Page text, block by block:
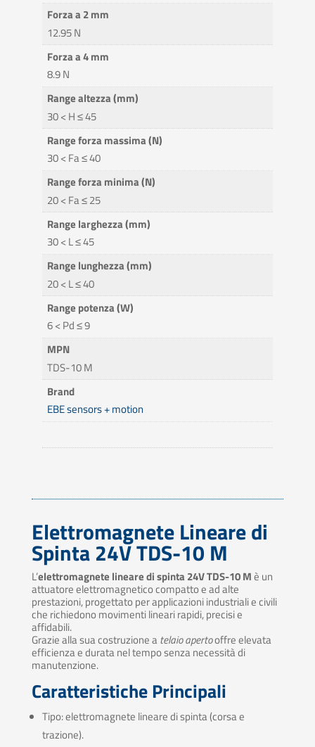
Forza a 2 mm
12.95 N
Forza a 4 mm
8.9 N
Range altezza (mm)
30 < H ≤ 45
Range forza massima (N)
30 < Fa ≤ 40
Range forza minima (N)
20 < Fa ≤ 25
Range larghezza (mm)
30 < L ≤ 45
Range lunghezza (mm)
20 < L ≤ 40
Range potenza (W)
6 < Pd ≤ 9
MPN
TDS-10 M
Brand
EBE sensors + motion
Elettromagnete Lineare di
Spinta 24V TDS-10 M
L’elettromagnete lineare di spinta 24V TDS-10 Mè un
attuatore elettromagnetico compatto e ad alte
prestazioni, progettato per applicazioni industriali e civili
che richiedono movimenti lineari rapidi, precisi e
affidabili.
Grazie alla sua costruzione atelaio apertooffre elevata
efficienza e durata nel tempo senza necessità di
manutenzione.
Caratteristiche Principali
Tipo: elettromagnete lineare di spinta (corsa e
trazione).